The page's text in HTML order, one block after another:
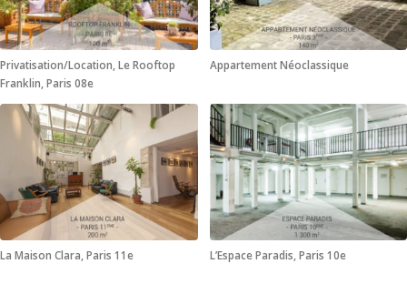
Privatisation/Location, Le Rooftop
Franklin, Paris 08e
Appartement Néoclassique
La Maison Clara, Paris 11e L’Espace Paradis, Paris 10e